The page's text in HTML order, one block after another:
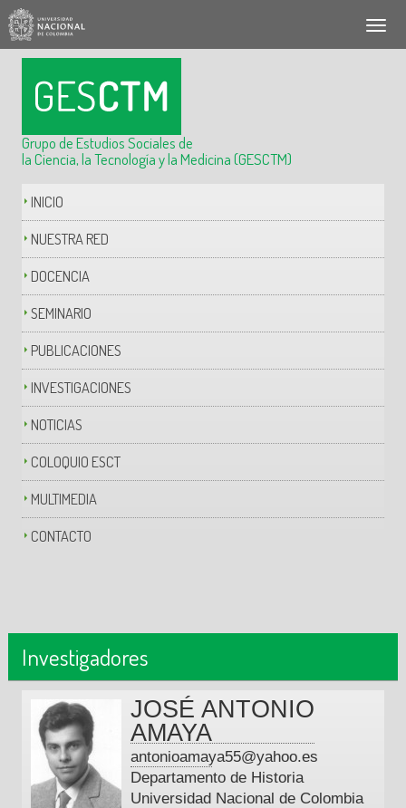
Grupo de Estudios Sociales de
la Ciencia, la Tecnología y la Medicina (GESCTM)
INICIO
NUESTRA RED
DOCENCIA
SEMINARIO
PUBLICACIONES
INVESTIGACIONES
NOTICIAS
COLOQUIO ESCT
MULTIMEDIA
CONTACTO
Investigadores
JOSÉ ANTONIO
AMAYA
antonioamaya55@yahoo.es
Departamento de Historia
Universidad Nacional de Colombia